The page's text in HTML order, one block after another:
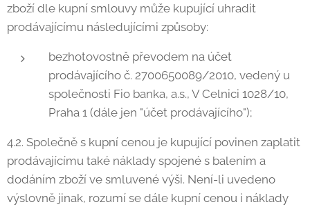
zboží dle kupní smlouvy může kupující uhradit
prodávajícímu následujícími způsoby:
bezhotovostně převodem na účet
prodávajícího č. 2700650089/2010, vedený u
společnosti Fio banka, a.s., V Celnici 1028/10,
Praha 1 (dále jen "účet prodávajícího");
4.2. Společně s kupní cenou je kupující povinen zaplatit
prodávajícímu také náklady spojené s balením a
dodáním zboží ve smluvené výši. Není-li uvedeno
výslovně jinak, rozumí se dále kupní cenou i náklady